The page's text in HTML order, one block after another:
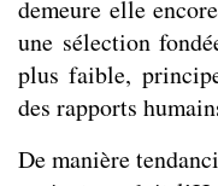
demeure elle
une sélection
plus faible,
des rapports
De manière